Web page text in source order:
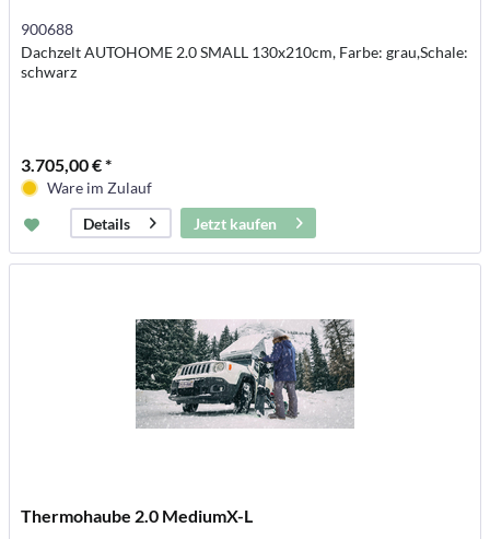
900688
Dachzelt AUTOHOME 2.0 SMALL 130x210cm, Farbe: grau,Schale:
schwarz
3.705,00 € *
Ware im Zulauf
Details
Jetzt kaufen
Thermohaube 2.0 MediumX-L